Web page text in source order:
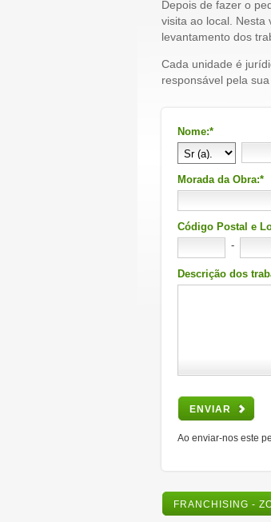
Depois de fazer o
visita ao local. Nesta
levantamento dos
Cada unidade é
responsável pela sua
Nome:*
Morada da Obra:*
Código Postal e
-
Descrição dos
ENVIAR
Ao enviar-nos este
FRANCHISING -